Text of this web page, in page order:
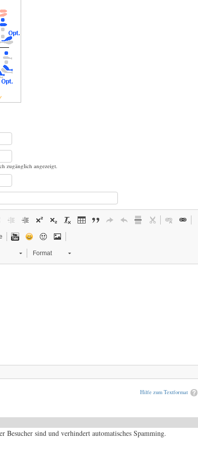
zugänglich angezeigt.
Format
Hilfe zum Textformat
Besucher sind und verhindert automatisches Spamming.